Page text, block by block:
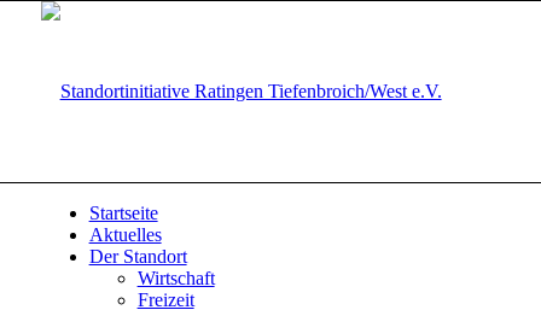
Startseite
Aktuelles
Der Standort
Wirtschaft
Freizeit